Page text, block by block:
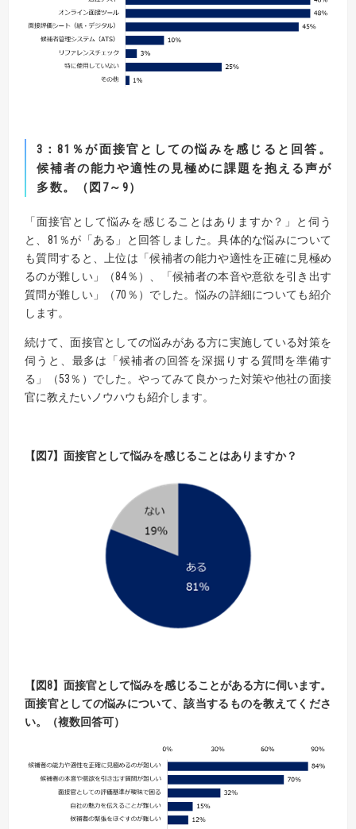
3 ：81 ％が面接官としての悩みを感じると回答。
候補者の能力や適性の見極めに課題を抱える声が
多数。
（図 7～ 9）
「面接官として悩みを感じることはありますか？」と伺う
と、81％が「ある」と回答しました。具体的な悩みについて
も質問すると、上位は「候補者の能力や適性を正確に見極め
るのが難しい」（84％）、「候補者の本音や意欲を引き出す
質問が難しい」（70％）でした。悩みの詳細についても紹介
します。
続けて、面接官としての悩みがある方に実施している対策を
伺うと、最多は「候補者の回答を深掘りする質問を準備す
る」（53％）でした。やってみて良かった対策や他社の面接
官に教えたいノウハウも紹介します。
【 図7】面接官として悩みを感じることはありますか？
【 図8】面接官として悩みを感じることがある方に伺います。
面接官としての悩みについて、該当するものを教えてくださ
い。（複数回答可）